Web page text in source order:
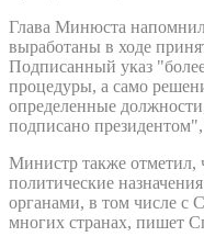
Глава Минюста
выработаны в ходе
Подписанный указ
процедуры, а само
определенные
подписано президентом",
Министр также отметил,
политические
органами, в том числе с
многих странах, пишет